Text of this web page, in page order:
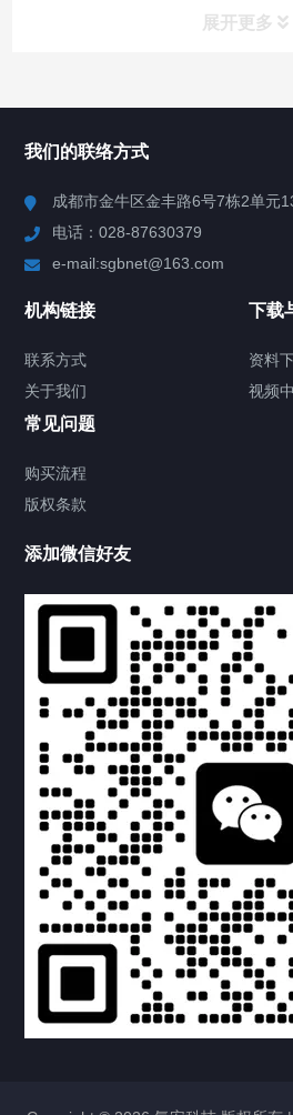
展开更多
视频中心
产品中心
病房设备
供氧设备
压缩空气
气体管道
负压吸引
联系我们 CONTACT US
我们的联络方式
成都市金牛区金丰路6号7栋2单元
电话：028-87630379
e-mail:sgbnet@163.com
机构链接
联系方式
关于我们
下载
资料
视频
常见问题
购买流程
版权条款
添加微信好友